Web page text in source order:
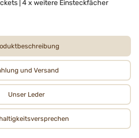
| 4 x weitere Einsteckfächer
und Versand
Unser Leder